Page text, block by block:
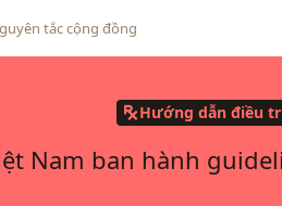
tắc cộng đồng
Hướng dẫn điều
Nam ban hành